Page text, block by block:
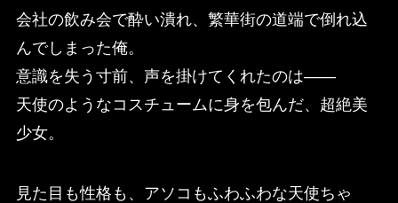
会社の飲み会で酔い潰れ、繁華街の道端で倒れ込
んでしまった俺。
意識を失う寸前、声を掛けてくれたのは――
天使のようなコスチュームに身を包んだ、超絶美
少女。
見た目も性格も、アソコもふわふわな天使ちゃ